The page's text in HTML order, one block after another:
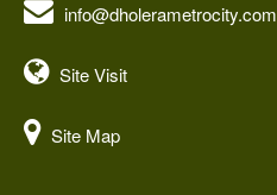
info@dholerametrocity.com
Site Visit
Site Map